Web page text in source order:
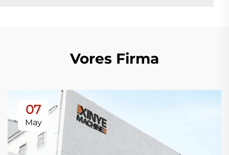
Vores Firma
07
May